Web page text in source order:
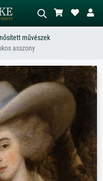
Írja le a jelenetet – pl. zöld rét, sok
absztrakt, sötét olajkép, álló akt
egy fa mellett.
művészek
asszony